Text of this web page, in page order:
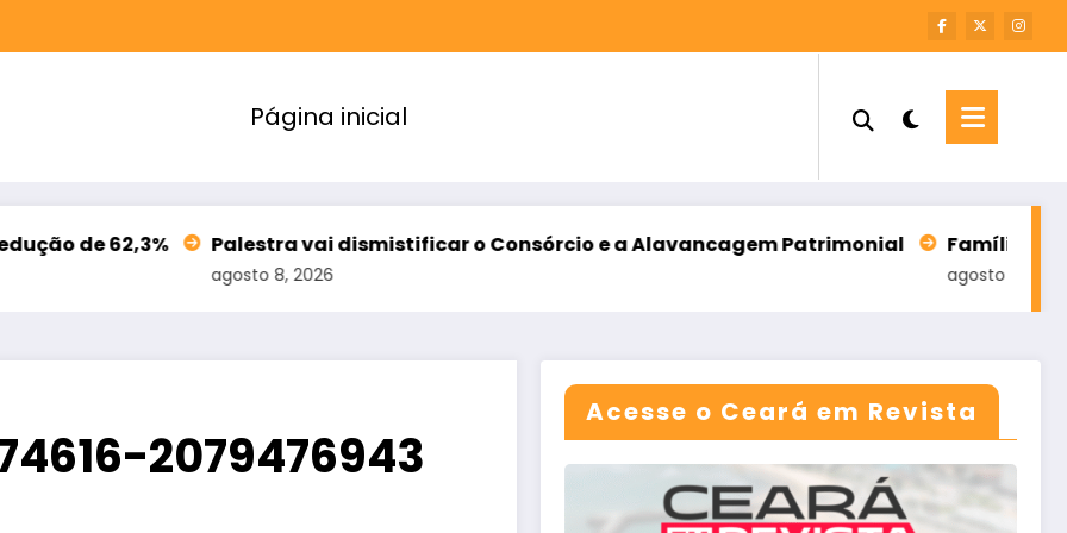
Página inicial
Palestra vai dismistificar o Consórcio e a Alavancagem Patrimonial Famílias brasileiras
2079476943
Acesse o Ceará em Revista